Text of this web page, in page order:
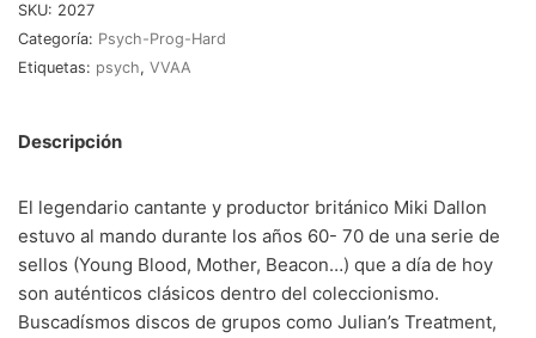
VVAA(210)
Década
30s(1)
40s (2)
50s(117)
SKU: 2027
Categoría: Psych-Prog-Hard
Etiquetas: psych, VVAA
Descripción
El legendario cantante y productor británico Miki Dallon
estuvo al mando durante los años 60- 70 de una serie de
sellos (Young Blood, Mother, Beacon…) que a día de hoy
son auténticos clásicos dentro del coleccionismo.
Buscadísmos discos de grupos como Julian’s Treatment,